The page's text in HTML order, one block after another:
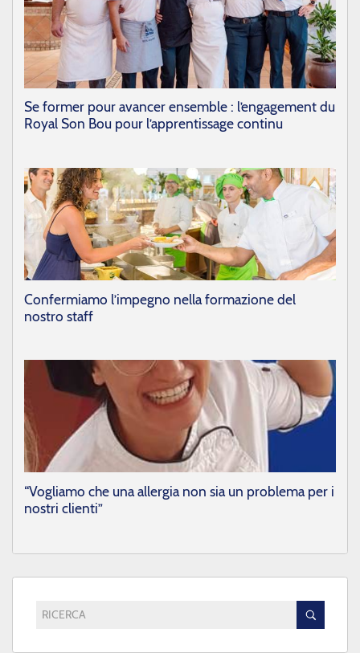
Se former pour avancer ensemble : l’engagement du
Royal Son Bou pour l’apprentissage continu
Confermiamo l’impegno nella formazione del
nostro staff
“Vogliamo che una allergia non sia un problema per i
nostri clienti”
RICERCA